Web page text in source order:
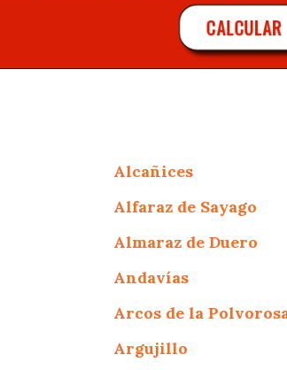
CALCULAR
Alcañices
Alfaraz de Sayago
Almaraz de Duero
Andavías
Arcos de la
Argujillo